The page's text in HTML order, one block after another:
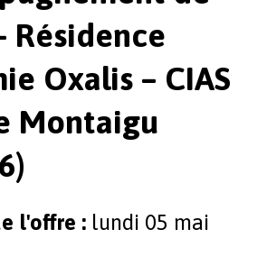
Résidence
Oxalis – CIAS
Montaigu
l'offre : lundi 05 mai